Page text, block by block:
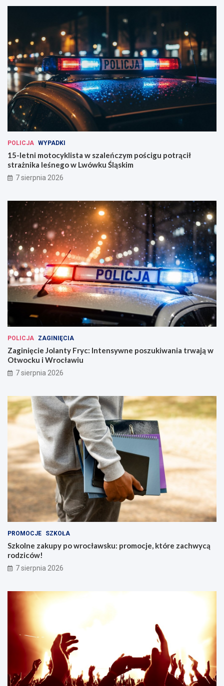
POLICJA WYPADKI
15-letni motocyklista w szaleńczym pościgu potrącił
strażnika leśnego w Lwówku Śląskim
7 sierpnia 2026
POLICJA ZAGINIĘCIA
Zaginięcie Jolanty Fryc: Intensywne poszukiwania trwają w
Otwocku i Wrocławiu
7 sierpnia 2026
PROMOCJE SZKOŁA
Szkolne zakupy po wrocławsku: promocje, które zachwycą
rodziców!
7 sierpnia 2026